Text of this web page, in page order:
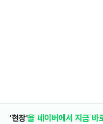
'현장'을 네이버에서 지금 바